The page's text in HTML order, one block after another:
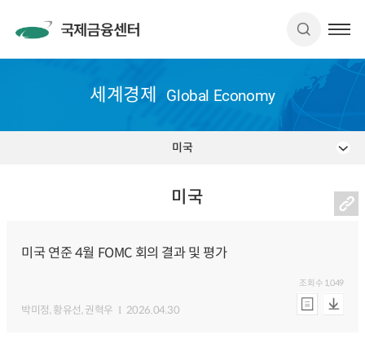
세계경제 Global Economy
미국
미국
미국 연준 4월 FOMC 회의 결과 및 평가
박미정, 황유선, 권혁우 2026.04.30
조회수 1,049